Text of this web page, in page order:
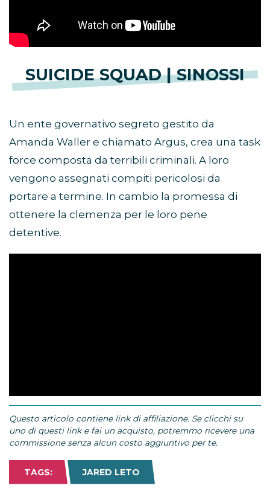
SUICIDE SQUAD | SINOSSI
Un ente governativo segreto gestito da
Amanda Waller e chiamato Argus, crea una task
force composta da terribili criminali. A loro
vengono assegnati compiti pericolosi da
portare a termine. In cambio la promessa di
ottenere la clemenza per le loro pene
detentive.
Questo articolo contiene link di affiliazione. Se clicchi su
uno di questi link e fai un acquisto, potremmo ricevere una
commissione senza alcun costo aggiuntivo per te.
TAGS: JARED LETO